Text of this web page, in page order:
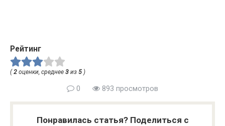
Рейтинг
( 2 оценки, среднее 3 из 5 )
0 893 просмотров
Понравилась статья? Поделиться с